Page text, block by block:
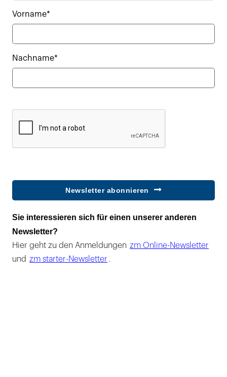
Vorname*
Nachname*
Newsletter abonnieren
Sie interessieren sich für einen unserer anderen
Newsletter?
Hier geht zu den Anmeldungen zm Online-Newsletter
und zm starter-Newsletter .